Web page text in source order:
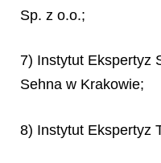
Sp. z o.o.;
7) Instytut Ekspertyz
Sehna w Krakowie;
8) Instytut Ekspertyz